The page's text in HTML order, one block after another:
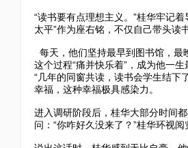
“读书要有点理想主义。”桂华牢记
太平”作为座右铭，不仅自己带头读
每天，他们坚持最早到图书馆，最
这个过程“痛并快乐着”，成为他一
“几年的同窗共读，读书会学生结下
幸福，这种幸福极具感染力。
进入调研阶段后，桂华大部分时间
问：“你咋好久没来了？”桂华环视